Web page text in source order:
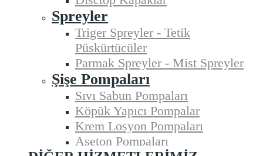
Spreyler
Triger Spreyler - Tetik
Püskürtücüler
Parmak Spreyler - Mist Spreyler
Şişe Pompaları
Sıvı Sabun Pompaları
Köpük Yapıcı Pompalar
Krem Losyon Pompaları
Aseton Pompaları